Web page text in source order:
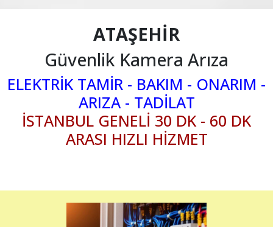
ATAŞEHİR
Güvenlik Kamera Arıza
ELEKTRİK TAMİR - BAKIM - ONARIM -
ARIZA - TADİLAT
İSTANBUL GENELİ 30 DK - 60 DK
ARASI HIZLI HİZMET